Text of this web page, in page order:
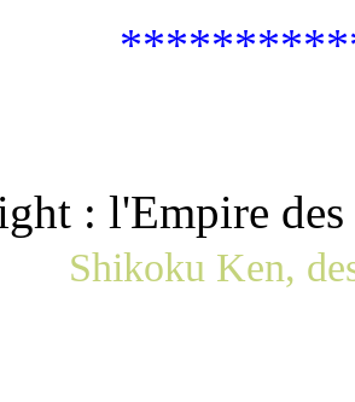
: l'Empire
Shikoku Ken,